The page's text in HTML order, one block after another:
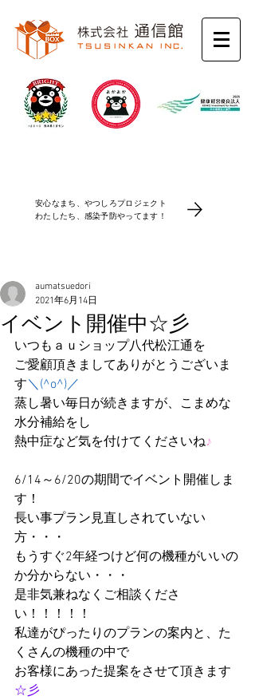
安心なまち、やつしろプロジェクト
​わたしたち、感染予防やってます！
イベント開催中☆彡
aumatsuedori
2021年6月14日
いつもａｕショップ八代松江通を
ご愛顧頂きましてありがとうございま
す＼(^o^)／
蒸し暑い毎日が続きますが、こまめな
水分補給をし
熱中症など気を付けてくださいね♪
6/14～6/20の期間でイベント開催しま
す！
長い事プラン見直しされていない
方・・・
もうすぐ2年経つけど何の機種がいいの
か分からない・・・
是非気兼ねなくご相談くださ
い！！！！！
私達がぴったりのプランの案内と、た
くさんの機種の中で
お客様にあった提案をさせて頂きます
☆彡